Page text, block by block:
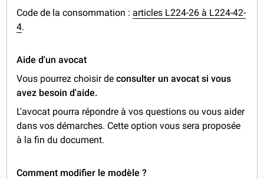
Code de la consommation : articles L224-26 à L224-42-
4.
Aide d'un avocat
Vous pourrez choisir deconsulter un avocat si vous
avez besoin d'aide.
L'avocat pourra répondre à vos questions ou vous aider
dans vos démarches. Cette option vous sera proposée
à la fin du document.
Comment modifier le modèle ?